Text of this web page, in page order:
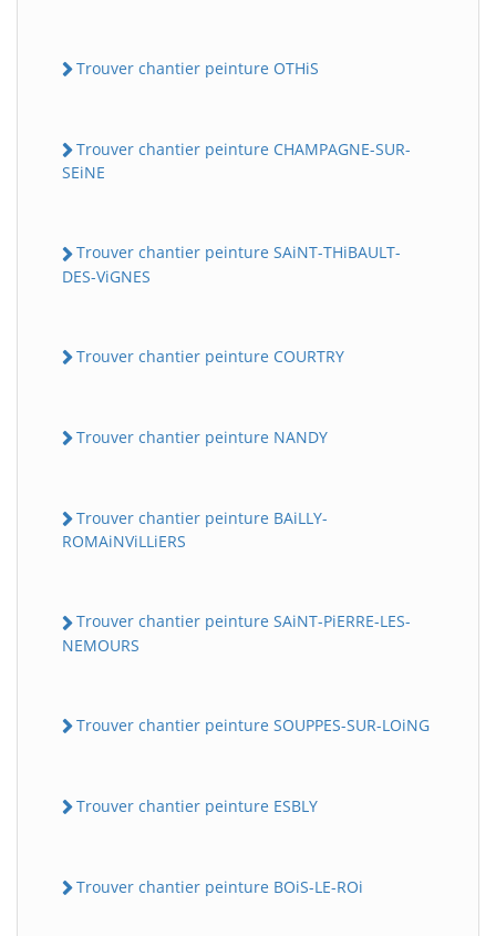
Trouver chantier peinture OTHiS
Trouver chantier peinture CHAMPAGNE-SUR-
SEiNE
Trouver chantier peinture SAiNT-THiBAULT-
DES-ViGNES
Trouver chantier peinture COURTRY
Trouver chantier peinture NANDY
Trouver chantier peinture BAiLLY-
ROMAiNViLLiERS
Trouver chantier peinture SAiNT-PiERRE-LES-
NEMOURS
Trouver chantier peinture SOUPPES-SUR-LOiNG
Trouver chantier peinture ESBLY
Trouver chantier peinture BOiS-LE-ROi